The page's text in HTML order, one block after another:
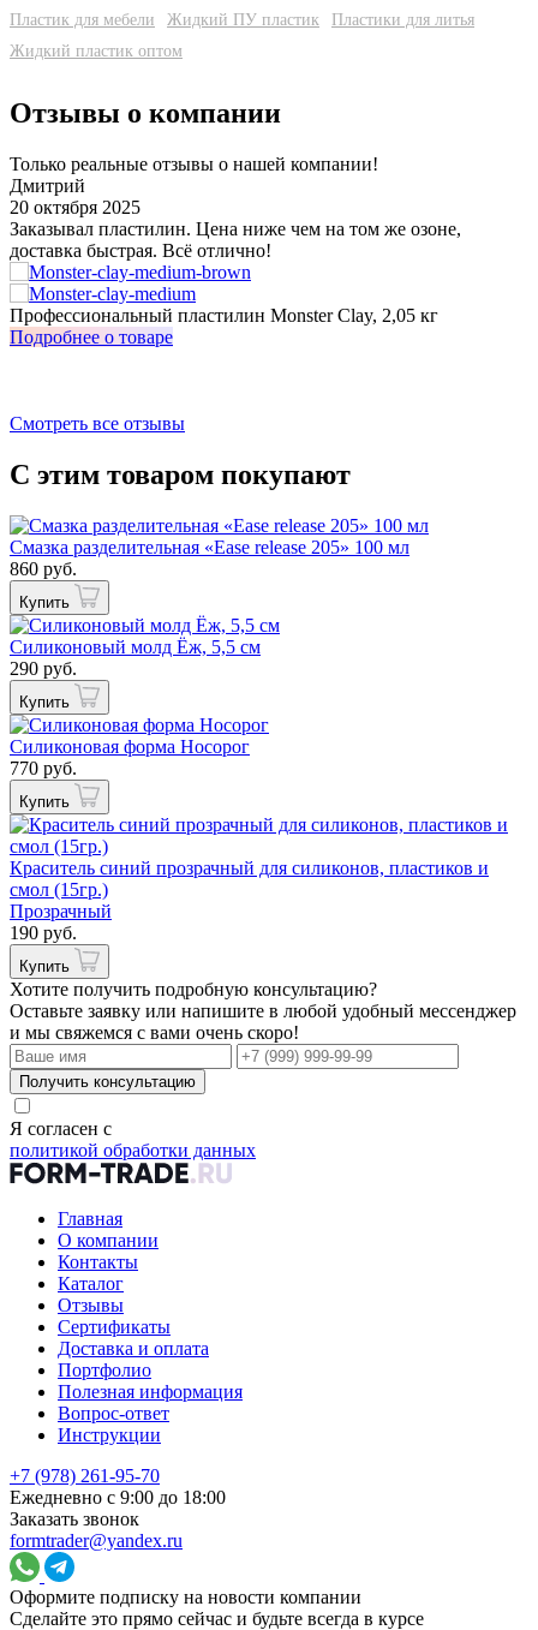
Пластик для мебели
Жидкий ПУ пластик
Пластики для литья
Жидкий пластик оптом
Отзывы о компании
Только реальные отзывы о нашей компании!
Дмитрий
20 октября 2025
Заказывал пластилин. Цена ниже чем на том же озоне,
доставка быстрая. Всё отлично!
Профессиональный пластилин Monster Clay, 2,05 кг
Подробнее о товаре
Смотреть все отзывы
С этим товаром покупают
Смазка разделительная «Ease release 205» 100 мл
860 руб.
Купить
Силиконовый молд Ёж, 5,5 см
290 руб.
Купить
Силиконовая форма Носорог
770 руб.
Купить
Краситель синий прозрачный для силиконов, пластиков и
смол (15гр.)
Прозрачный
190 руб.
Купить
Хотите получить подробную консультацию?
Оставьте заявку или напишите в любой удобный мессенджер
и мы свяжемся с вами очень скоро!
Получить консультацию
Я согласен с
политикой обработки данных
Главная
О компании
Контакты
Каталог
Отзывы
Сертификаты
Доставка и оплата
Портфолио
Полезная информация
Вопрос-ответ
Инструкции
+7 (978) 261-95-70
Ежедневно с 9:00 до 18:00
Заказать звонок
formtrader@yandex.ru
Оформите подписку на новости компании
Сделайте это прямо сейчас и будьте всегда в курсе